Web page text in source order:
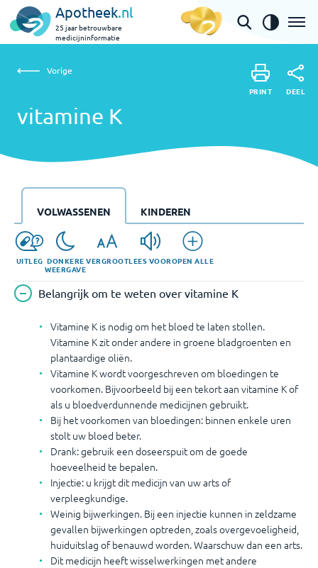
Apotheek.nl
25 jaar betrouwbare
medicijninformatie
vitamine K
Vorige
vitamine K
PRINT DEEL
UITLEG DONKERE
WEERGAVE
VERGROOTLEES VOOROPEN ALLE
VOLWASSENEN KINDEREN
Belangrijk om te weten over vitamine K
Vitamine K is nodig om het bloed te laten stollen.
Vitamine K zit onder andere in groene bladgroenten en
plantaardige oliën.
Vitamine K wordt voorgeschreven om bloedingen te
voorkomen. Bijvoorbeeld bij een tekort aan vitamine K of
als u bloedverdunnende medicijnen gebruikt.
Bij het voorkomen van bloedingen: binnen enkele uren
stolt uw bloed beter.
Drank: gebruik een doseerspuit om de goede
hoeveelheid te bepalen.
Injectie: u krijgt dit medicijn van uw arts of
verpleegkundige.
Weinig bijwerkingen. Bij een injectie kunnen in zeldzame
gevallen bijwerkingen optreden, zoals overgevoeligheid,
huiduitslag of benauwd worden. Waarschuw dan een arts.
Dit medicijn heeft wisselwerkingen met andere